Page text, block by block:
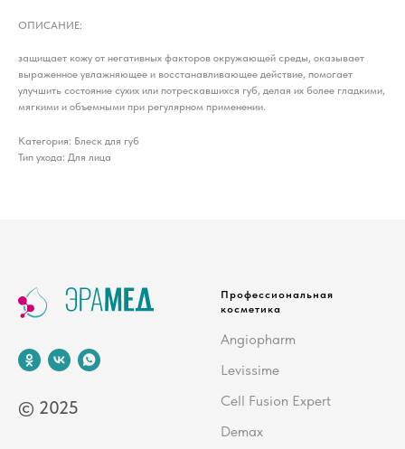
ОПИСАНИЕ:
защищает кожу от негативных факторов окружающей среды, оказывает
выраженное увлажняющее и восстанавливающее действие, помогает
улучшить состояние сухих или потрескавшихся губ, делая их более гладкими,
мягкими и объемными при регулярном применении.
Категория: Блеск для губ
Тип ухода: Для лица
© 2025
Профессиональная
косметика
Angiopharm
Levissime
Cell Fusion Expert
Demax